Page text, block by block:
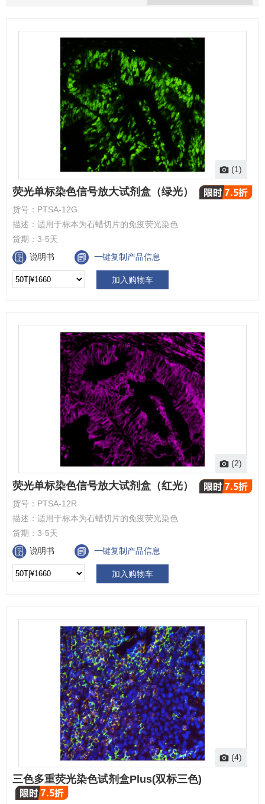
(1)
荧光单标染色信号放大试剂盒（绿光）
货号： PTSA-12G
描述： 适用于标本为石蜡切片的免疫荧光染色
货期： 3-5天
说明书
一键复制产品信息
加入购物车
(2)
荧光单标染色信号放大试剂盒（红光）
货号： PTSA-12R
描述： 适用于标本为石蜡切片的免疫荧光染色
货期： 3-5天
说明书
一键复制产品信息
加入购物车
(4)
三色多重荧光染色试剂盒Plus(双标三色)